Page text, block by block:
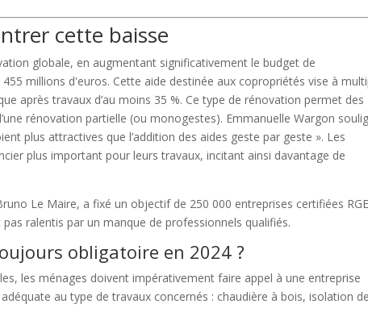
cette baisse
globale, en augmentant significativement le budget de
millions d'euros. Cette aide destinée aux copropriétés vise à
après travaux d’au moins 35 %. Ce type de rénovation permet des
rénovation partielle (ou monogestes). Emmanuelle Wargon
plus attractives que l’addition des aides geste par geste ». Les
plus important pour leurs travaux, incitant ainsi davantage de
Le Maire, a fixé un objectif de 250 000 entreprises certifiées
ralentis par un manque de professionnels qualifiés.
obligatoire en 2024 ?
les ménages doivent impérativement faire appel à une entreprise
au type de travaux concernés : chaudière à bois, isolation